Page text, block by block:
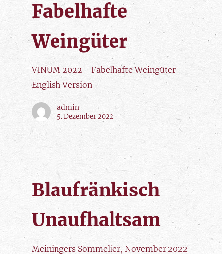
Fabelhafte
Weingüter
VINUM 2022 - Fabelhafte Weingüter
English Version
admin
5. Dezember 2022
Blaufränkisch
Unaufhaltsam
Meiningers Sommelier, November 2022